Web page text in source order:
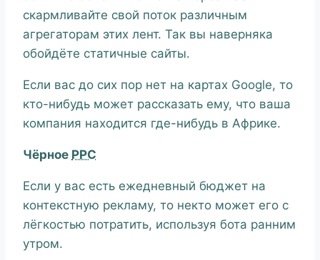
скармливайте свой поток различным
агрегаторам этих лент. Так вы наверняка
обойдёте статичные сайты.
Если вас до сих пор нет на картах Google, то
кто-нибудь может рассказать ему, что ваша
компания находится где-нибудь в Африке.
Чёрное PPC
Если у вас есть ежедневный бюджет на
контекстную рекламу, то некто может его с
лёгкостью потратить, используя бота ранним
утром.